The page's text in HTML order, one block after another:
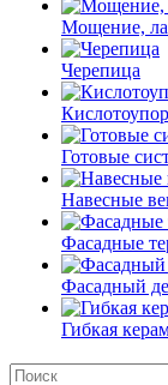
Мощение,
Черепица
Готовые
Навесные
Фасадные
Фасадный
Гибкая